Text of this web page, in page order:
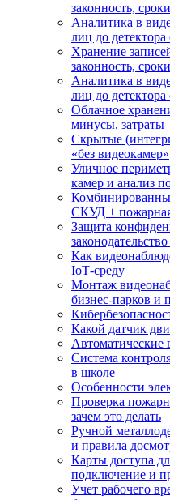
законность,
Аналитика в
лиц до
Хранение
законность,
Аналитика в
лиц до
Облачное
минусы, затраты
Скрытые
«без видеокамер»
Уличное
камер и анализ
СКУД +
Защита
Как
IoT‑среду
Монтаж
бизнес‑парков и
Какой датчик
Автоматические
Система
в школе
Особенности
Проверка
зачем это делать
Ручной
и правила
Карты доступа
подключение и
Учет рабочего